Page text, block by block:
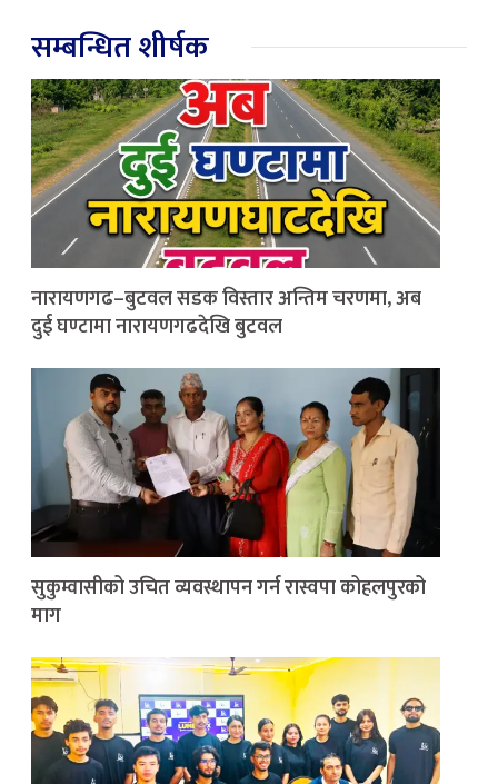
सम्बन्धित शीर्षक
नारायणगढ–बुटवल सडक विस्तार अन्तिम चरणमा, अब
दुई घण्टामा नारायणगढदेखि बुटवल
सुकुम्वासीको उचित व्यवस्थापन गर्न रास्वपा कोहलपुरको
माग